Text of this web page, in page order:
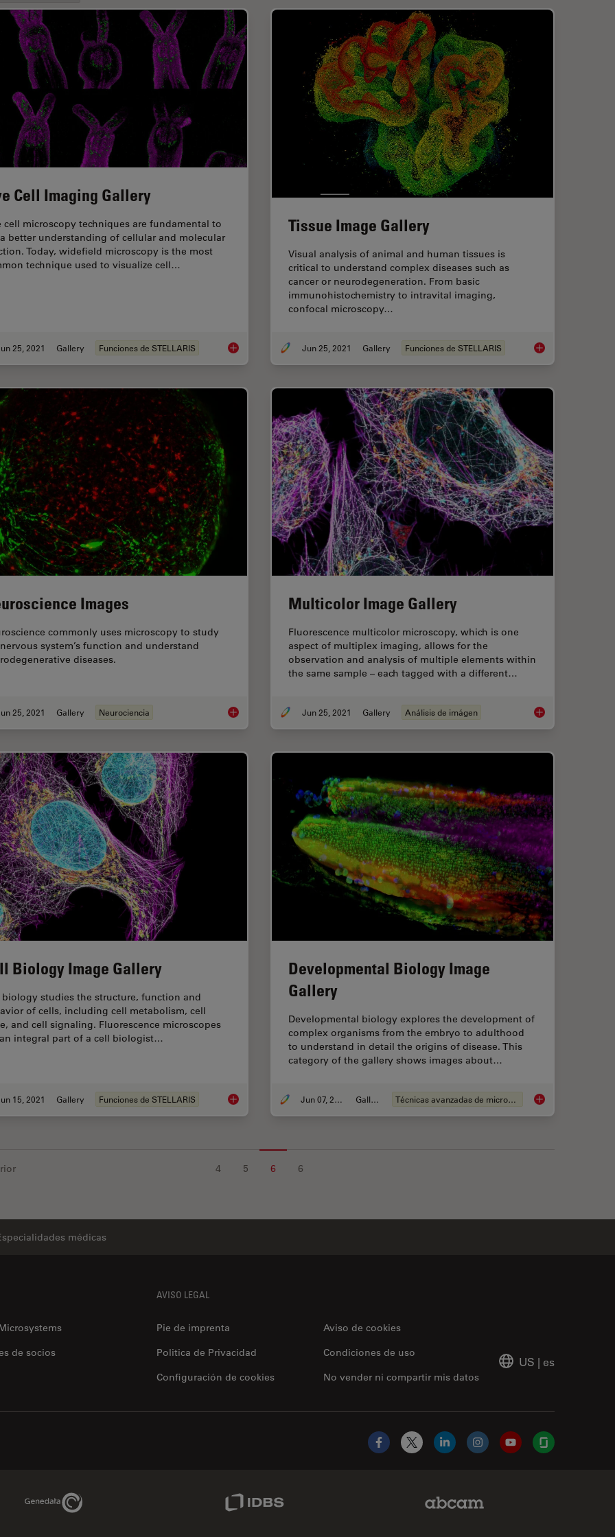
Cell Imaging Gallery
cell microscopy techniques are fundamental to
better understanding of cellular and molecular
Today, widefield microscopy is the most
technique used to visualize cell…
25, 2021 Gallery Funciones de STELLARIS Live Cell Imaging Gallery
Tissue Image Gallery
Visual analysis of animal and human tissues is
critical to understand complex diseases such as
cancer or neurodegeneration. From basic
immunohistochemistry to intravital imaging,
confocal microscopy…
Jun 25, 2021 Gallery Funciones de STELLARIS Tissue Image Gallery
Images
commonly uses microscopy to study
system’s function and understand
diseases.
25, 2021 Gallery Neurociencia Neuroscience Images
Multicolor Image Gallery
Fluorescence multicolor microscopy, which is one
aspect of multiplex imaging, allows for the
observation and analysis of multiple elements within
the same sample – each tagged with a different…
Jun 25, 2021 Gallery Análisis de imágen Multicolor Image
Biology Image Gallery
biology studies the structure, function and
of cells, including cell metabolism, cell
and cell signaling. Fluorescence microscopes
integral part of a cell biologist…
15, 2021 Gallery Funciones de STELLARIS Cell Biology Image Gallery
Developmental Biology Image
Gallery
Developmental biology explores the development of
complex organisms from the embryo to adulthood
to understand in detail the origins of disease. This
category of the gallery shows images about…
Jun 07, 2021 Gallery Técnicas avanzadas de microscopía Developmental
4 5 6 6
médicas
de socios
AVISO LEGAL
Pie de imprenta
Aviso de cookies
Politica de Privacidad
No vender ni compartir mis datos
Condiciones de uso
Configuración de cookies
US | es
Facebook
X LinkedInInstagramYouTubeGlassdoor
Genedata Link